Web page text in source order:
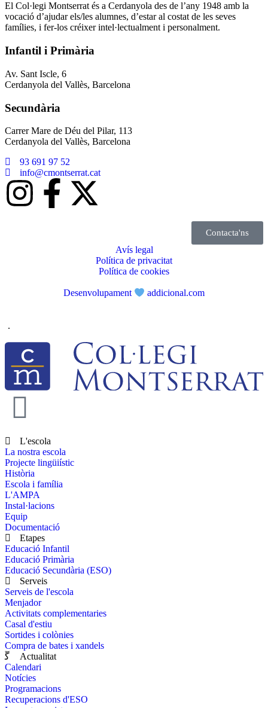
El Col·legi Montserrat és a Cerdanyola des de l’any 1948 amb la
vocació d’ajudar els/les alumnes, d’estar al costat de les seves
famílies, i fer-los créixer intel·lectualment i personalment.
Infantil i Primària
Av. Sant Iscle, 6
Cerdanyola del Vallès, Barcelona
Secundària
Carrer Mare de Déu del Pilar, 113
Cerdanyola del Vallès, Barcelona
93 691 97 52
info@cmontserrat.cat
Contacta'ns
Avís legal
Política de privacitat
Política de cookies
Desenvolupament addicional.com
.
L'escola
La nostra escola
Projecte lingüiístic
Història
Escola i família
L'AMPA
Instal·lacions
Equip
Documentació
Etapes
Educació Infantil
Educació Primària
Educació Secundària (ESO)
Serveis
Serveis de l'escola
Menjador
Activitats complementaries
Casal d'estiu
Sortides i colònies
Compra de bates i xandels
Actualitat
Calendari
Notícies
Programacions
Recuperacions d'ESO